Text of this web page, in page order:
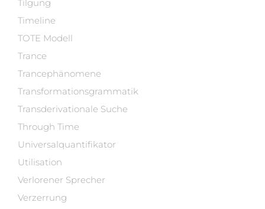
Tilgung
Timeline
TOTE Modell
Trance
Trancephänomene
Transformationsgrammatik
Transderivationale Suche
Through Time
Universalquantifikator
Utilisation
Verlorener Sprecher
Verzerrung